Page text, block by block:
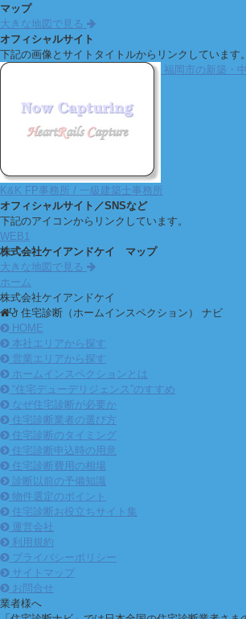
マップ
大きな地図で見る
オフィシャルサイト
下記の画像とサイトタイトルからリンクしています。
福岡市の新築・
K&K FP事務所 / 一級建築士事務所
オフィシャルサイト／SNSなど
下記のアイコンからリンクしています。
WEB1
株式会社ケイアンドケイ マップ
大きな地図で見る
ホーム
株式会社ケイアンドケイ
住宅診断（ホームインスペクション） ナビ
HOME
本社エリアから探す
営業エリアから探す
ホームインスペクションとは
“住宅デューデリジェンス”のすすめ
なぜ住宅診断が必要か
住宅診断業者の選び方
住宅診断のタイミング
住宅診断申込時の用意
住宅診断費用の相場
診断以前の予備知識
物件選定のポイント
住宅診断お役立ちサイト集
運営会社
利用規約
プライバシーポリシー
サイトマップ
お問合せ
業者様へ